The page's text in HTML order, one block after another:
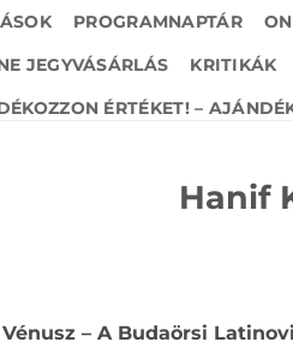
PROGRAMNAPTÁR
JEGYVÁSÁRLÁS KRITIKÁK
ÉRTÉKET! –
Hanif
– A Budaörsi